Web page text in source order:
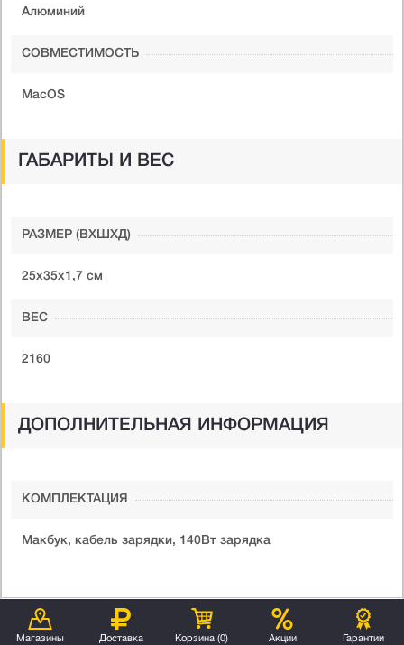
Акции
Доставка
Магазины Гарантии
Корзина (0)
Алюминий
СОВМЕСТИМОСТЬ
MacOS
ГАБАРИТЫ И ВЕС
РАЗМЕР (ВXШXД)
25х35х1,7 см
ВЕС
2160
ДОПОЛНИТЕЛЬНАЯ ИНФОРМАЦИЯ
КОМПЛЕКТАЦИЯ
Макбук, кабель зарядки, 140Вт зарядка